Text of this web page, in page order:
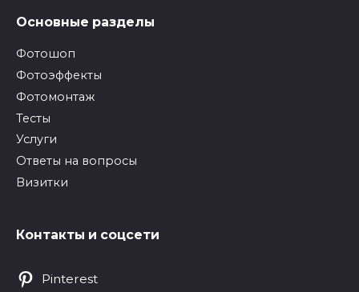
Основные разделы
Фотошоп
Фотоэффекты
Фотомонтаж
Тесты
Услуги
Ответы на вопросы
Визитки
Контакты и соцсети
Pinterest